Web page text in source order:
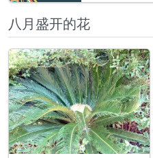
八月盛开的花